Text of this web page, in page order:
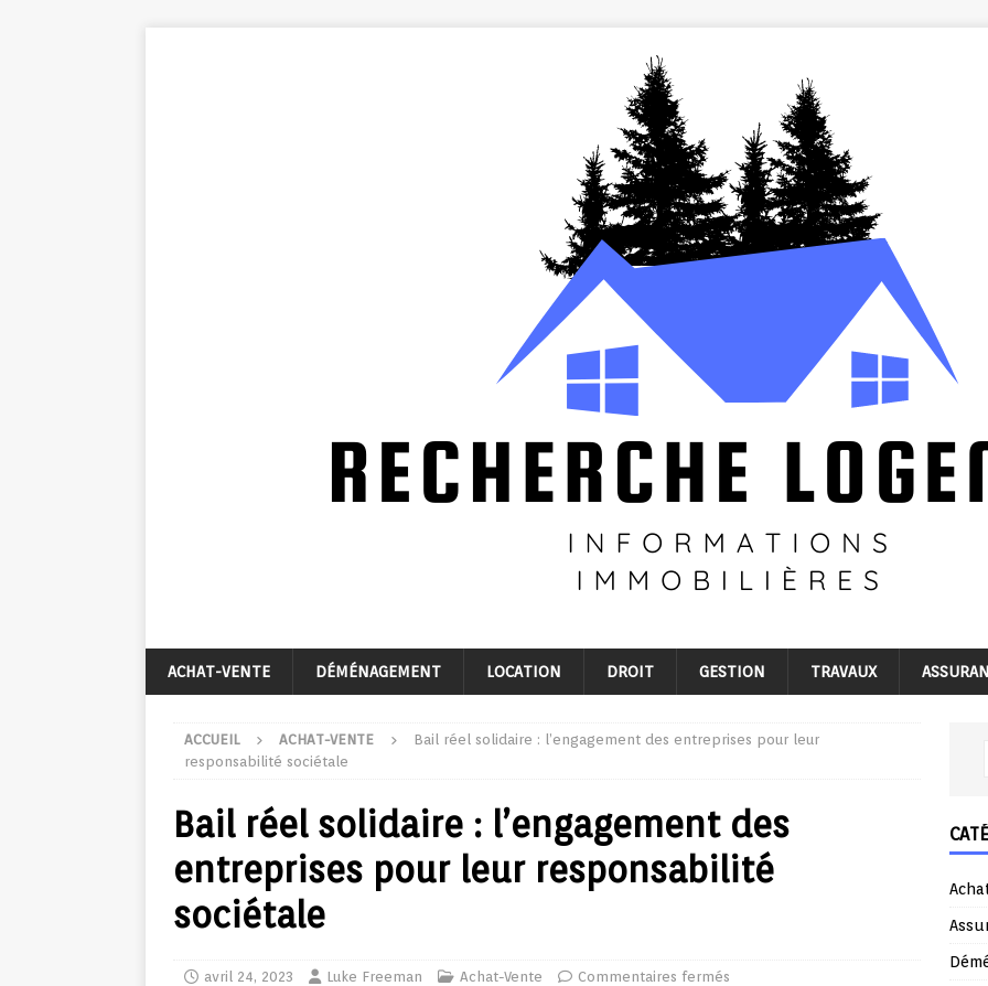
ACHAT-VENTE DÉMÉNAGEMENT LOCATION DROIT GESTION TRAVAUX
ACCUEIL ACHAT-VENTE
Bail réel solidaire : l’engagement des entreprises pour leur
responsabilité sociétale
Bail réel solidaire : l’engagement des
entreprises pour leur responsabilité
sociétale
avril 24, 2023 Luke Freeman Achat-Vente Commentaires fermés